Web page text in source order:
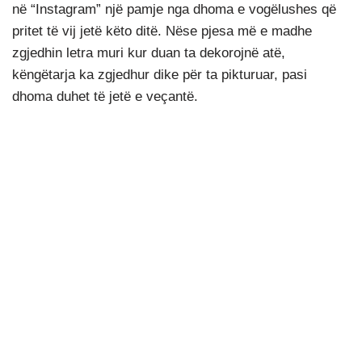
në “Instagram” një pamje nga dhoma e vogëlushes që
pritet të vij jetë këto ditë. Nëse pjesa më e madhe
zgjedhin letra muri kur duan ta dekorojnë atë,
këngëtarja ka zgjedhur dike për ta pikturuar, pasi
dhoma duhet të jetë e veçantë.